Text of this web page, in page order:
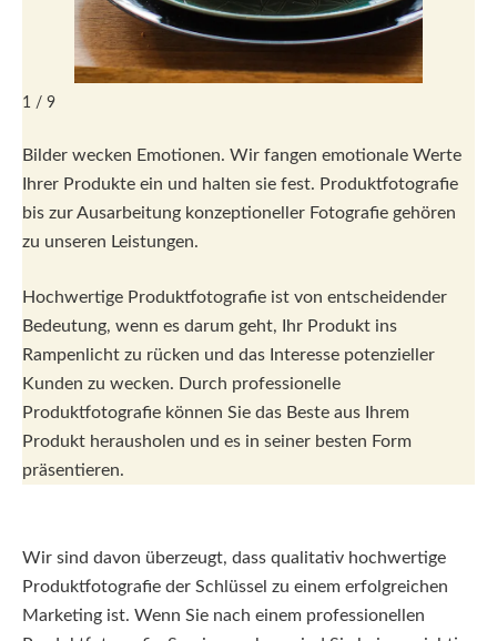
1 / 9
Bilder wecken Emotionen. Wir fangen emotionale Werte
Ihrer Produkte ein und halten sie fest. Produktfotografie
bis zur Ausarbeitung konzeptioneller Fotografie gehören
zu unseren Leistungen.
Hochwertige Produktfotografie ist von entscheidender
Bedeutung, wenn es darum geht, Ihr Produkt ins
Rampenlicht zu rücken und das Interesse potenzieller
Kunden zu wecken. Durch professionelle
Produktfotografie können Sie das Beste aus Ihrem
Produkt herausholen und es in seiner besten Form
präsentieren.
Wir sind davon überzeugt, dass qualitativ hochwertige
Produktfotografie der Schlüssel zu einem erfolgreichen
Marketing ist. Wenn Sie nach einem professionellen